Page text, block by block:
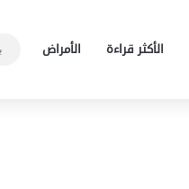
الأكثر قراءة الأمراض